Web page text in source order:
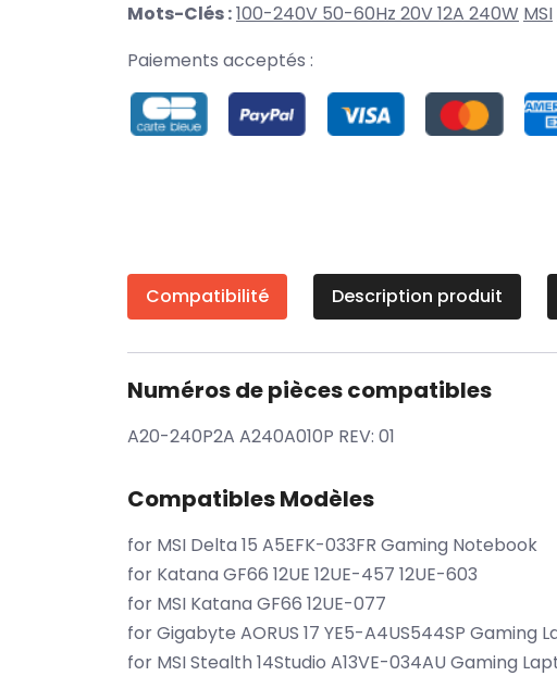
Mots-Clés :100-240V 50-60Hz 20V 12A 240W MSI
Paiements acceptés :
Compatibilité Description produit
Numéros de pièces compatibles
A20-240P2A A240A010P REV: 01
Compatibles Modèles
for MSI Delta 15 A5EFK-033FR Gaming Notebook
for Katana GF66 12UE 12UE-457 12UE-603
for MSI Katana GF66 12UE-077
for Gigabyte AORUS 17 YE5-A4US544SP Gaming
for MSI Stealth 14Studio A13VE-034AU Gaming